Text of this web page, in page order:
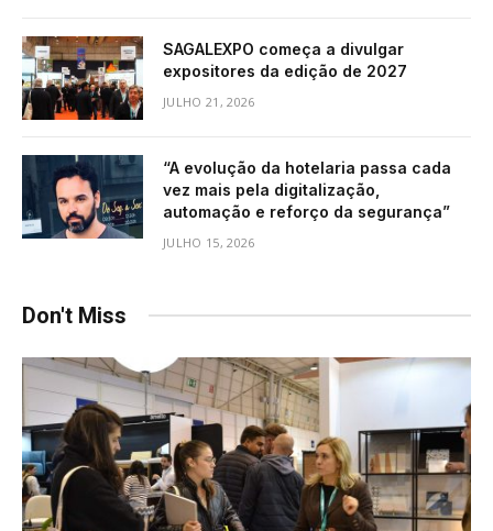
SAGALEXPO começa a divulgar
expositores da edição de 2027
JULHO 21, 2026
“A evolução da hotelaria passa cada
vez mais pela digitalização,
automação e reforço da segurança”
JULHO 15, 2026
Don't Miss